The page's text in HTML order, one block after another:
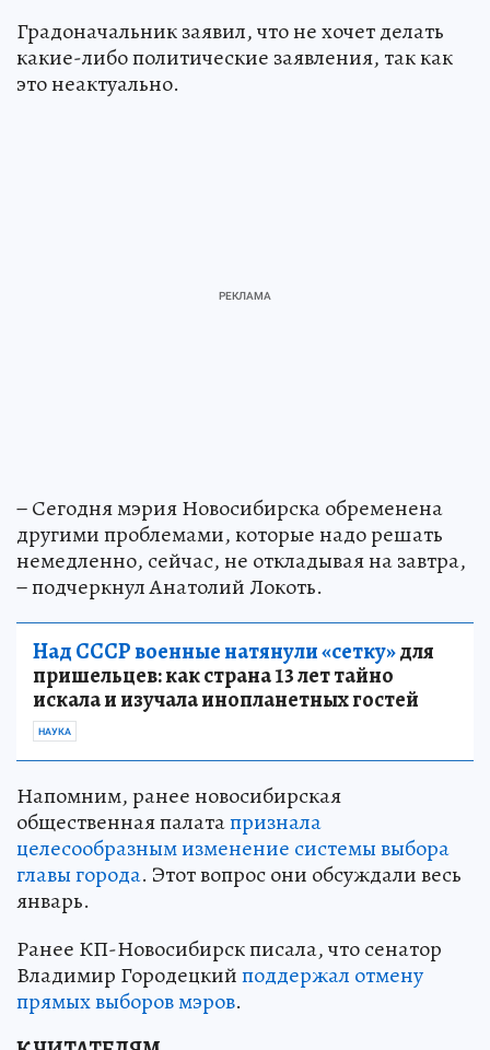
Градоначальник заявил, что не хочет делать
какие-либо политические заявления, так как
это неактуально.
− Сегодня мэрия Новосибирска обременена
другими проблемами, которые надо решать
немедленно, сейчас, не откладывая на завтра,
− подчеркнул Анатолий Локоть.
Над СССР военные натянули «сетку»для
пришельцев: как страна 13 лет тайно
искала и изучала инопланетных гостей
НАУКА
Напомним, ранее новосибирская
общественная палатапризнала
целесообразным изменение системы выбора
главы города. Этот вопрос они обсуждали весь
январь.
Ранее КП-Новосибирск писала, что сенатор
Владимир Городецкийподдержал отмену
прямых выборов мэров.